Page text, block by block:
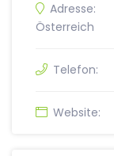
Adresse:
Österreich
Telefon:
Website: